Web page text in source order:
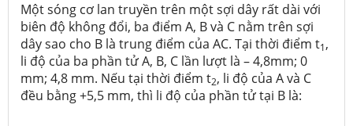
Một sóng cơ lan truyền trên một sợi dây rất dài với
biên độ không đổi, ba điểm A, B và C nằm trên sợi
dây sao cho B là trung điểm của AC. Tại thời điểm t1,
li độ của ba phần tử A, B, C lần lượt là – 4,8mm; 0
mm; 4,8 mm. Nếu tại thời điểm t2, li độ của A và C
đều bằng +5,5 mm, thì li độ của phần tử tại B là: